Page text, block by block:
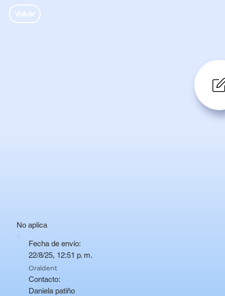
Volver
No aplica
Fecha de envío:
22/8/25, 12:51 p. m.
Oraldent
Contacto:
Daniela patiño